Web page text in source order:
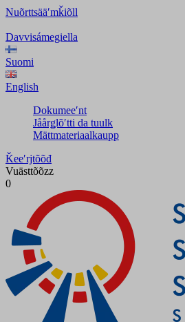
Nuõrttsääʹmǩiõll
Davvisámegiella
Suomi
English
Dokumeeʹnt
Jåårǥlõʹtti da tuulk
Mättmateriaalkaupp
Ǩeeʹrjtõõđ
Vuästtõõzz
0